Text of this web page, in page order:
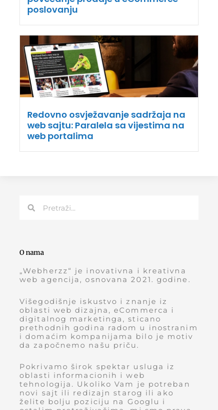
poslovanju
Redovno osvježavanje sadržaja na
web sajtu: Paralela sa vijestima na
web portalima
O nama
„Webherzz“ je inovativna i kreativna
web agencija, osnovana 2021. godine.
Višegodišnje iskustvo i znanje iz
oblasti web dizajna, eCommerca i
digitalnog marketinga, sticano
prethodnih godina radom u inostranim
i domaćim kompanijama bilo je motiv
da započnemo našu priču.
Pokrivamo širok spektar usluga iz
oblasti informacionih i web
tehnologija. Ukoliko Vam je potreban
novi sajt ili redizajn starog ili ako
želite bolju poziciju na Googlu i